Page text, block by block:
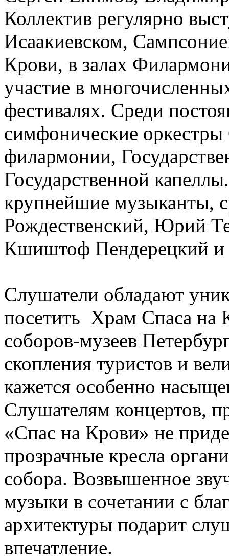
Коллектив регулярно
Исаакиевском,
Крови, в залах
участие в
фестивалях. Среди
симфонические
филармонии,
Государственной
крупнейшие музыканты,
Рождественский, Юрий
Кшиштоф Пендерецкий и
Слушатели обладают
посетить Храм Спаса на
соборов-музеев
скопления туристов и
кажется особенно
Слушателям концертов,
«Спас на Крови» не
прозрачные кресла
собора. Возвышенное
музыки в сочетании с
архитектуры подарит
впечатление.